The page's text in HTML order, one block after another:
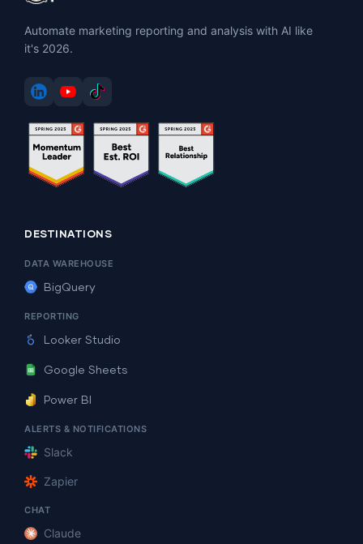
Automate marketing reporting and analysis with AI like
it's 2026.
DESTINATIONS
DATA WAREHOUSE
BigQuery
REPORTING
Looker Studio
Google Sheets
Power BI
ALERTS & NOTIFICATIONS
Slack
Zapier
CHAT
Claude